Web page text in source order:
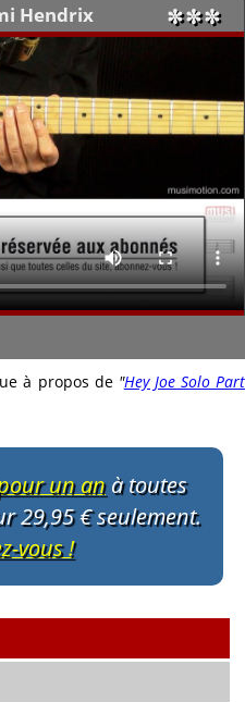
Hendrix ✼✼✼
à propos de "Hey Joe Solo Part
un anà toutes
29,95 € seulement.
vous !